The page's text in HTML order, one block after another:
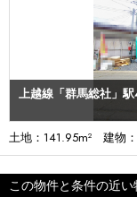
上越線「群馬総社」
土地：141.95m² 建物
この物件と条件の近い